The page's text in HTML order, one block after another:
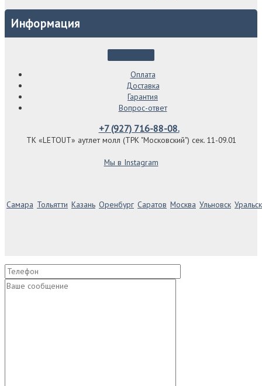
Информация
Оплата
Доставка
Гарантия
Вопрос-ответ
+7 (927) 716-88-08.
ТК «LETOUT» аутлет молл (ТРК "Московский") сек. 11-09.01
Мы в Instagram
Самара Тольятти Казань Оренбург Саратов Москва Ульновск Уральск